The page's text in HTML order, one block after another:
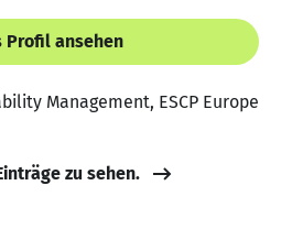
Profil ansehen
Management, ESCP Europe
zu sehen.